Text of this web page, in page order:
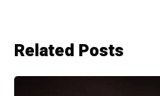
Related Posts